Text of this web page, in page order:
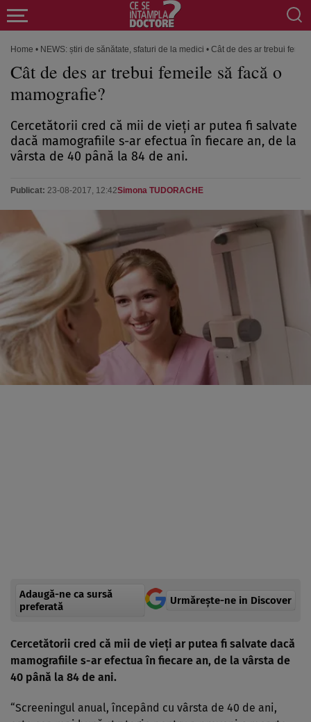
Home • NEWS: știri de sănătate, sfaturi de la medici • Cât de des ar trebui
Cât de des ar trebui femeile să facă o
mamografie?
Cercetătorii cred că mii de vieţi ar putea fi salvate
dacă mamografiile s-ar efectua în fiecare an, de la
vârsta de 40 până la 84 de ani.
Publicat: 23-08-2017, 12:42Simona TUDORACHE
Adaugă-ne ca sursă
preferată
Urmărește-ne in Discover
Cercetătorii cred că mii de vieţi ar putea fi salvate dacă
mamografiile s-ar efectua în fiecare an, de la vârsta de
40 până la 84 de ani.
“Screeningul anual, începând cu vârsta de 40 de ani,